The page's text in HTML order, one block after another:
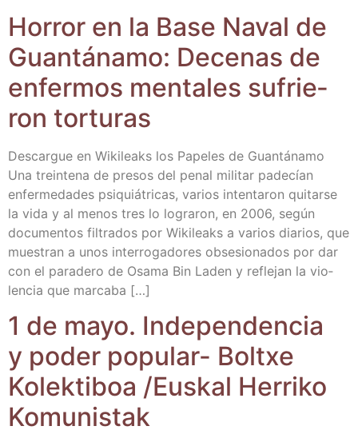
Horror en la Base Naval de
Guan­tá­na­mo: Dece­nas de
enfer­mos men­ta­les sufrie­
ron torturas
Des­car­gue en Wiki­leaks los Pape­les de Guan­tá­na­mo
Una trein­te­na de pre­sos del penal mili­tar pade­cían
enfer­me­da­des psi­quiá­tri­cas, varios inten­ta­ron qui­tar­se
la vida y al menos tres lo logra­ron, en 2006, según
docu­men­tos fil­tra­dos por Wiki­leaks a varios dia­rios, que
mues­tran a unos inte­rro­ga­do­res obse­sio­na­dos por dar
con el para­de­ro de Osa­ma Bin Laden y refle­jan la vio­
len­cia que marcaba […]
1 de mayo. Inde­pen­den­cia
y poder popu­lar- Boltxe
Kolek­ti­boa /​Eus­kal Herri­ko
Komunistak